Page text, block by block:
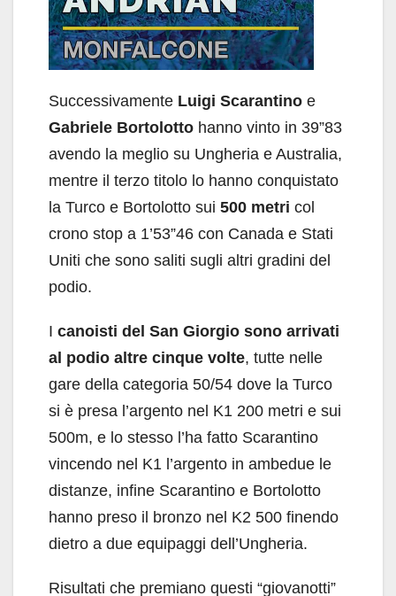
Successivamente Luigi Scarantino e
Gabriele Bortolotto hanno vinto in 39”83
avendo la meglio su Ungheria e Australia,
mentre il terzo titolo lo hanno conquistato
la Turco e Bortolotto sui 500 metri col
crono stop a 1’53”46 con Canada e Stati
Uniti che sono saliti sugli altri gradini del
podio.
I canoisti del San Giorgio sono arrivati
al podio altre cinque volte, tutte nelle
gare della categoria 50/54 dove la Turco
si è presa l’argento nel K1 200 metri e sui
500m, e lo stesso l’ha fatto Scarantino
vincendo nel K1 l’argento in ambedue le
distanze, infine Scarantino e Bortolotto
hanno preso il bronzo nel K2 500 finendo
dietro a due equipaggi dell’Ungheria.
Risultati che premiano questi “giovanotti”